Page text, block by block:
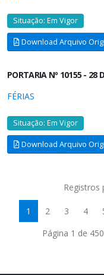
Situação: Em Vigor
Download Arquivo
PORTARIA Nº 10155 - 28
FÉRIAS
Situação: Em Vigor
Download Arquivo
Registros
1 2 3 4
Página 1 de